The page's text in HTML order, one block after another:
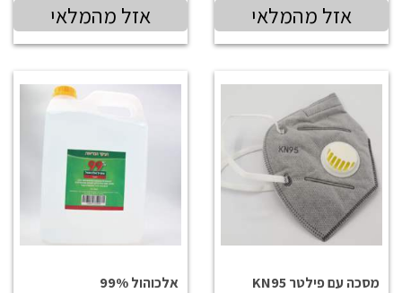
אזל מהמלאי אזל מהמלאי
מסכה עם פילטר KN95 אלכוהול 99%